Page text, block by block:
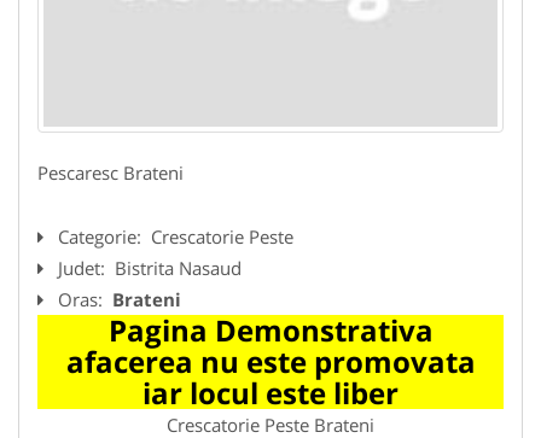
Pescaresc Brateni
Categorie: Crescatorie Peste
Judet: Bistrita Nasaud
Oras: Brateni
Pagina Demonstrativa
afacerea nu este promovata
iar locul este liber
Crescatorie Peste Brateni